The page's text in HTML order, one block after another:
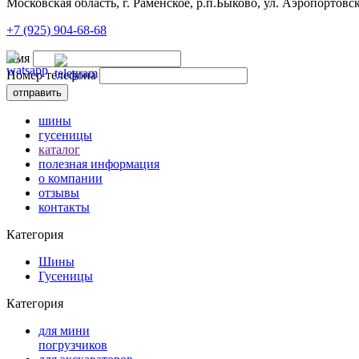
Московская область, г. Раменское, р.п.Быково, ул.
+7 (925) 904-68-68
Имя
Номер телефона
шины
гусеницы
каталог
полезная информация
о компании
отзывы
контакты
Категория
Шины
Гусеницы
Категория
для мини
погрузчиков